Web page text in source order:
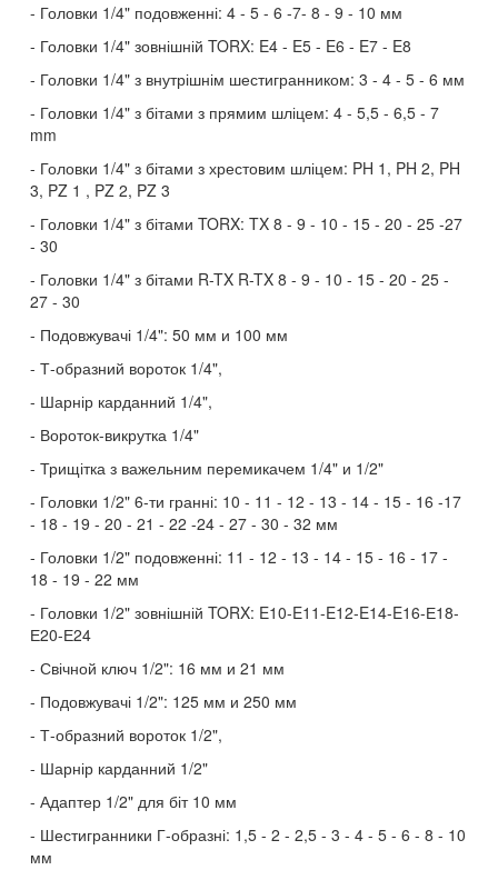
Головки 1/4" подовженні: 4 - 5 - 6 -7- 8 - 9 - 10 мм
Головки 1/4" зовнішній TORX: E4 - E5 - E6 - E7 - E8
Головки 1/4" з внутрішнім шестигранником: 3 - 4 - 5 - 6 мм
Головки 1/4" з бітами з прямим шліцем: 4 - 5,5 - 6,5 - 7
mm
Головки 1/4" з бітами з хрестовим шліцем: PH 1, PH 2, PH
3, PZ 1 , PZ 2, PZ 3
Головки 1/4" з бітами TORX: TX 8 - 9 - 10 - 15 - 20 - 25 -27
- 30
Головки 1/4" з бітами R-TX R-TX 8 - 9 - 10 - 15 - 20 - 25 -
27 - 30
Подовжувачі 1/4": 50 мм и 100 мм
Т-образний вороток 1/4",
Шарнір карданний 1/4",
Вороток-викрутка 1/4"
Трищітка з важельним перемикачем 1/4" и 1/2"
Головки 1/2" 6-ти гранні: 10 - 11 - 12 - 13 - 14 - 15 - 16 -17
- 18 - 19 - 20 - 21 - 22 -24 - 27 - 30 - 32 мм
Головки 1/2" подовженні: 11 - 12 - 13 - 14 - 15 - 16 - 17 -
18 - 19 - 22 мм
Головки 1/2" зовнішній TORX: E10-E11-E12-E14-E16-Е18-
Е20-Е24
Свічной ключ 1/2": 16 мм и 21 мм
Подовжувачі 1/2": 125 мм и 250 мм
Т-образний вороток 1/2",
Шарнір карданний 1/2"
Адаптер 1/2" для біт 10 мм
Шестигранники Г-образні: 1,5 - 2 - 2,5 - 3 - 4 - 5 - 6 - 8 - 10
мм